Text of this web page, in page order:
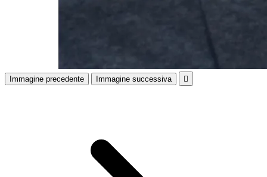
Immagine precedente Immagine successiva 